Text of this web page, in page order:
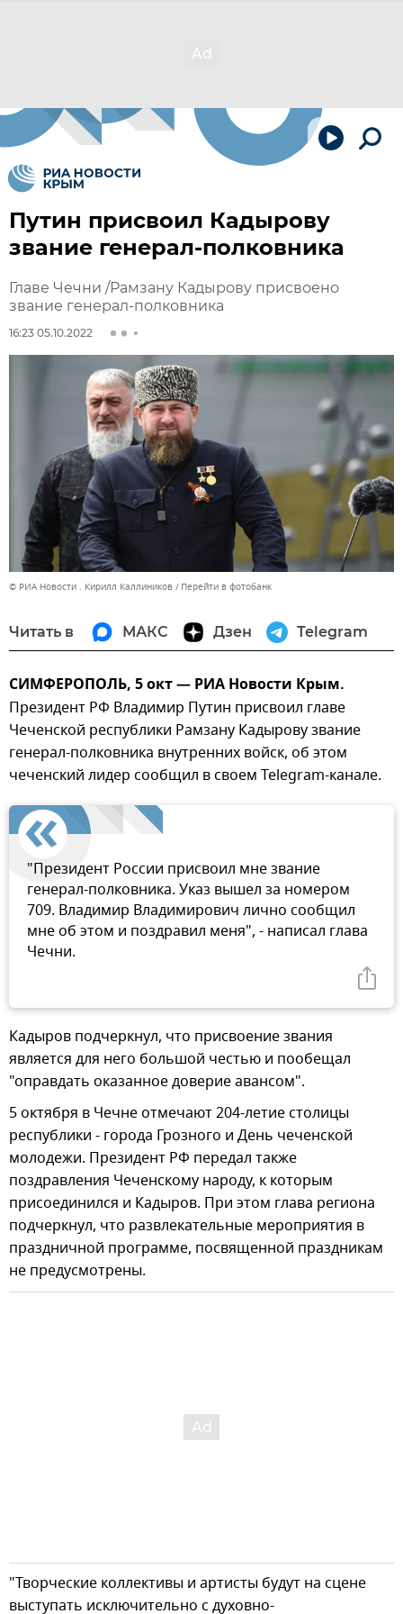
Путин присвоил Кадырову
звание генерал-полковника
Главе Чечни /Рамзану Кадырову присвоено
звание генерал-полковника
16:23 05.10.2022
© РИА Новости . Кирилл Каллиников Перейти в фотобанк
Читать в МАКС Дзен Telegram
СИМФЕРОПОЛЬ, 5 окт — РИА Новости Крым.
Президент РФ Владимир Путин присвоил главе
Чеченской республики Рамзану Кадырову звание
генерал-полковника внутренних войск, об этом
чеченский лидер сообщил в своем Telegram-канале.
"Президент России присвоил мне звание
генерал-полковника. Указ вышел за номером
709. Владимир Владимирович лично сообщил
мне об этом и поздравил меня", - написал глава
Чечни.
Кадыров подчеркнул, что присвоение звания
является для него большой честью и пообещал
"оправдать оказанное доверие авансом".
5 октября в Чечне отмечают 204-летие столицы
республики - города Грозного и День чеченской
молодежи. Президент РФ передал также
поздравления Чеченскому народу, к которым
присоединился и Кадыров. При этом глава региона
подчеркнул, что развлекательные мероприятия в
праздничной программе, посвященной праздникам
не предусмотрены.
"Творческие коллективы и артисты будут на сцене
выступать исключительно с духовно-